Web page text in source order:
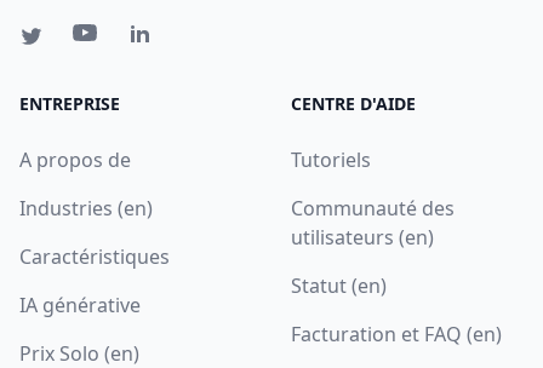
ENTREPRISE
A propos de
Industries (en)
Caractéristiques
IA générative
Prix Solo (en)
CENTRE D'AIDE
Tutoriels
Communauté des
utilisateurs (en)
Statut (en)
Facturation et FAQ (en)